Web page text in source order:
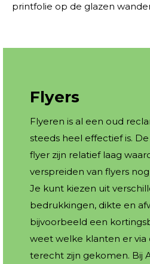
printfolie op de glazen
Flyers
Flyeren is al een oud
steeds heel effectief is.
flyer zijn relatief laag
verspreiden van flyers
Je kunt kiezen uit
bedrukkingen, dikte en
bijvoorbeeld een
weet welke klanten er via
terecht zijn gekomen. Bij